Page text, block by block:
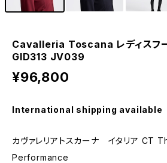
Cavalleria Toscana レディスフー
GID313 JV039
¥96,800
International shipping available
カヴァレリアトスカーナ イタリア CT
Performance